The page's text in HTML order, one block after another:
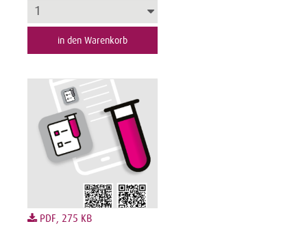
in den Warenkorb
PDF, 275 KB